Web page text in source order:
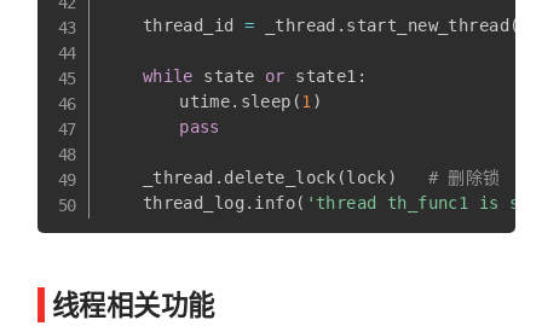
    thread_id
= _thread . start_new_thread (
while state or state1 :
    	utime
. sleep (1)
pass
    _thread
. delete_lock (lock)
# 删除锁
    thread_log
. info( 'thread th_func1 is
线程相关功能